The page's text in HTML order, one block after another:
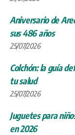
Aniversario de
sus 486 años
25/07/2026
Colchón: la guía
tu salud
25/07/2026
Juguetes para
en 2026